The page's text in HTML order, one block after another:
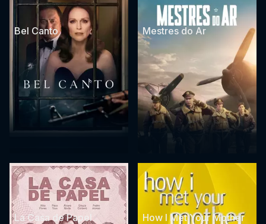
Bel Canto Mestres do Ar
La Casa de Papel How I Met Your Mother